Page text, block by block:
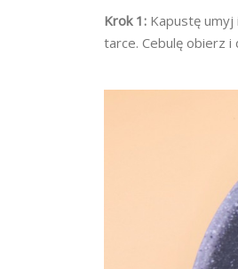
Krok 1: Kapustę umyj
tarce. Cebulę obierz i